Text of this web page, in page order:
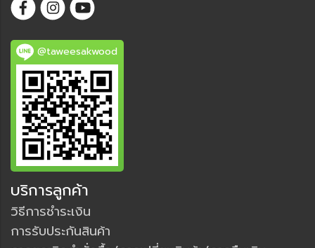
@taweesakwood
บริการลูกค้า
วิธีการชำระเงิน
การรับประกันสินค้า